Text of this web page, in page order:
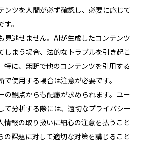
ンツを人間が必ず確認し、必要に応じて
。
見逃せません。AIが生成したコンテンツ
しまう場合、法的なトラブルを引き起こ
特に、無断で他のコンテンツを引用する
使用する場合は注意が必要です。
の観点からも配慮が求められます。ユー
て分析する際には、適切なプライバシー
情報の取り扱いに細心の注意を払うこと
の課題に対して適切な対策を講じること